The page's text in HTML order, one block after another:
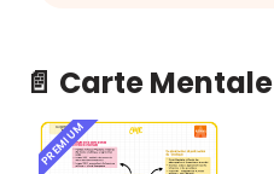
📄 Carte Mentale
PREMIUM